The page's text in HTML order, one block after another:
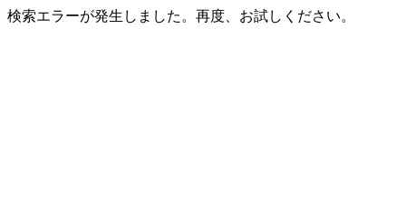
検索エラーが発生しました。再度、お試しください。